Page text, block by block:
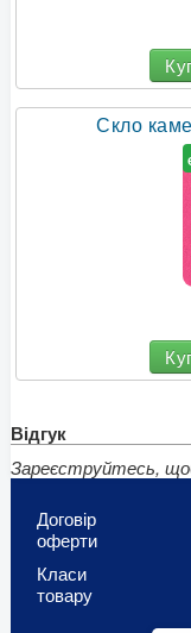
Скло
Відгук
Зареєструйтесь,
Договір
оферти
Класи
товару